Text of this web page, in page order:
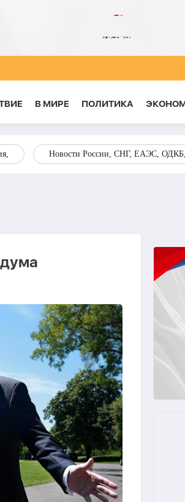
В МИРЕ ПОЛИТИКА
Новости России, СНГ, ЕАЭС, ОДКБ,